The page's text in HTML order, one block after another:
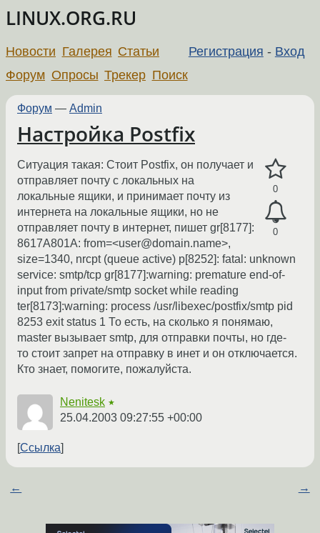
LINUX.ORG.RU
Регистрация - Вход
Новости Галерея Статьи
Форум Опросы Трекер Поиск
Форум — Admin
Настройка Postfix
0
0
Ситуация такая: Стоит Postfix, он получает и
отправляет почту с локальных на
локальные ящики, и принимает почту из
интернета на локальные ящики, но не
отправляет почту в интернет, пишет gr[8177]:
8617A801A: from=<user@domain.name>,
size=1340, nrcpt (queue active) p[8252]: fatal: unknown
service: smtp/tcp gr[8177]:warning: premature end-of-
input from private/smtp socket while reading
ter[8173]:warning: process /usr/libexec/postfix/smtp pid
8253 exit status 1 То есть, на сколько я понямаю,
master вызывает smtp, для отправки почты, но где-
то стоит запрет на отправку в инет и он отключается.
Кто знает, помогите, пожалуйста.
Nenitesk ★
25.04.2003 09:27:55 +00:00
Ссылка
← →